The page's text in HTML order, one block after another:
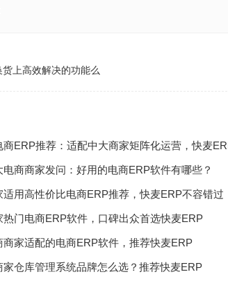
上高效解决的功能么
商ERP推荐：适配中大商家矩阵化运营，快麦
电商商家发问：好用的电商ERP软件有哪些？
适用高性价比电商ERP推荐，快麦ERP不容错过
热门电商ERP软件，口碑出众首选快麦ERP
商家适配的电商ERP软件，推荐快麦ERP
家仓库管理系统品牌怎么选？推荐快麦ERP